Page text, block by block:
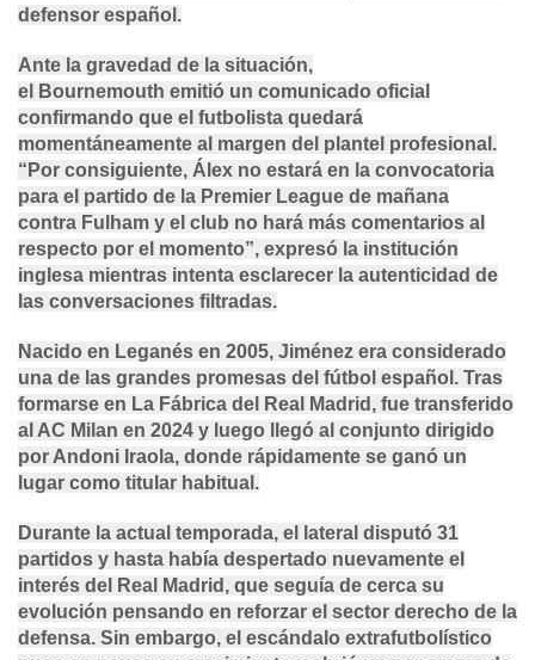
defensor español.
Ante la gravedad de la situación,
el
Bournemouth emitió un comunicado oficial
confirmando que el futbolista quedará
momentáneamente al margen del plantel profesional.
“Por consiguiente, Álex no estará en la convocatoria
para el partido de la Premier League de mañana
contra Fulham y el club no hará más comentarios al
respecto por el momento”, expresó la institución
inglesa mientras intenta esclarecer la autenticidad de
las conversaciones filtradas.
Nacido en Leganés en 2005, Jiménez era considerado
una de las grandes promesas del fútbol español. Tras
formarse en La Fábrica del Real Madrid , fue transferido
al AC Milan en 2024 y luego llegó al conjunto dirigido
por Andoni Iraola, donde rápidamente se ganó un
lugar como titular habitual.
Durante la actual temporada, el lateral disputó 31
partidos y hasta había despertado nuevamente el
interés del
Real Madrid , que seguía de cerca su
evolución pensando en reforzar el sector derecho de la
defensa. Sin embargo, el escándalo extrafutbolístico